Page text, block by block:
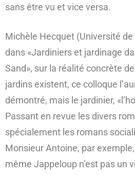
sans être vu et vice versa.
Michèle Hecquet (Université de
dans «Jardiniers et jardinage
Sand», sur la réalité concrète
jardins existent, ce colloque
démontré, mais le jardinier,
Passant en revue les divers
spécialement les romans
Monsieur Antoine, par
même Jappeloup n’est pas un